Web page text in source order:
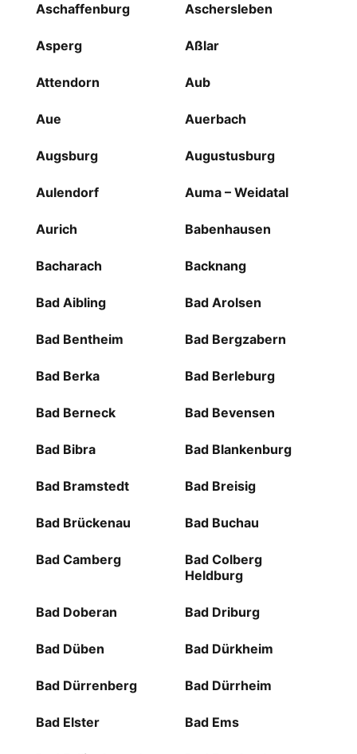
Aschaffenburg Aschersleben
Asperg Aßlar
Attendorn Aub
Aue Auerbach
Augsburg Augustusburg
Aulendorf Auma – Weidatal
Aurich Babenhausen
Bacharach Backnang
Bad Aibling Bad Arolsen
Bad Bentheim Bad Bergzabern
Bad Berka Bad Berleburg
Bad Berneck Bad Bevensen
Bad Bibra Bad Blankenburg
Bad Bramstedt Bad Breisig
Bad Brückenau Bad Buchau
Bad Camberg
Bad Colberg
Heldburg
Bad Doberan Bad Driburg
Bad Düben Bad Dürkheim
Bad Dürrenberg Bad Dürrheim
Bad Elster Bad Ems